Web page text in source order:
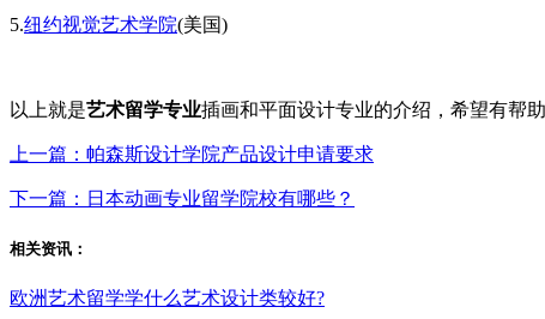
5.纽约视觉艺术学院(美国)
以上就是艺术留学专业插画和平面设计专业的介绍，希望有帮
上一篇：帕森斯设计学院产品设计申请要求
下一篇：日本动画专业留学院校有哪些？
相关资讯：
欧洲艺术留学学什么艺术设计类较好?